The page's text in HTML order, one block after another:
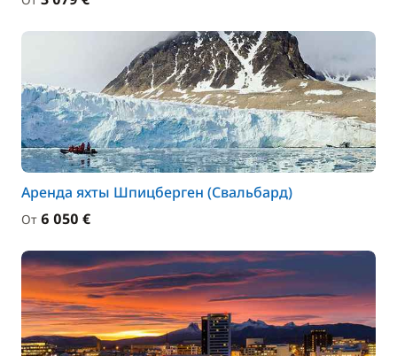
Аренда яхты Шпицберген (Свальбард)
От 6 050 €